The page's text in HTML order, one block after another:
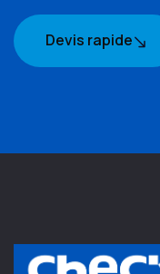
Devis rapide